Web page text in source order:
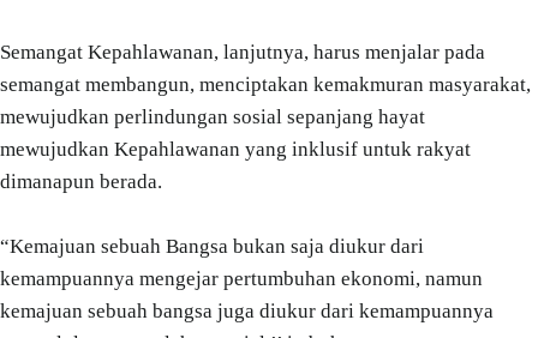
Semangat Kepahlawanan, lanjutnya, harus menjalar pada
semangat membangun, menciptakan kemakmuran masyarakat,
mewujudkan perlindungan sosial sepanjang hayat
mewujudkan Kepahlawanan yang inklusif untuk rakyat
dimanapun berada.
“Kemajuan sebuah Bangsa bukan saja diukur dari
kemampuannya mengejar pertumbuhan ekonomi, namun
kemajuan sebuah bangsa juga diukur dari kemampuannya